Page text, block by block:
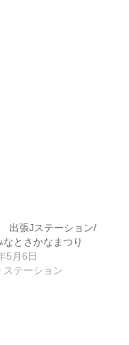
出張Jステーション/
なとさかなまつり
5月6日
ステーション